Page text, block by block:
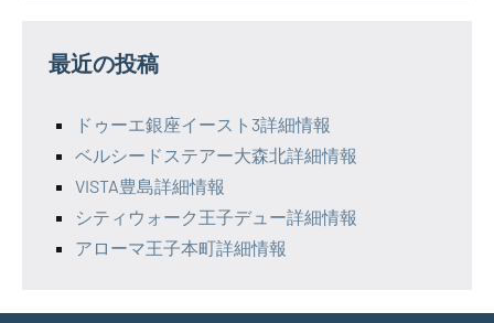
最近の投稿
ドゥーエ銀座イースト3詳細情報
ベルシードステアー大森北詳細情報
VISTA豊島詳細情報
シティウォーク王子デュー詳細情報
アローマ王子本町詳細情報